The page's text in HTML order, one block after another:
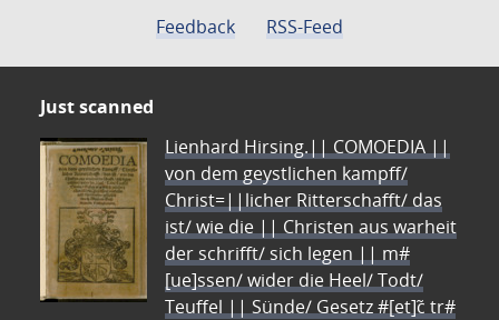
Feedback
RSS-Feed
Just scanned
Lienhard Hirsing.|| COMOEDIA ||
von dem geystlichen kampff/
Christ=||licher Ritterschafft/ das
ist/ wie die || Christen aus warheit
der schrifft/ sich legen || m#
[ue]ssen/ wider die Heel/ Todt/
Teuffel || Sünde/ Gesetz #[et]c̃ tr#